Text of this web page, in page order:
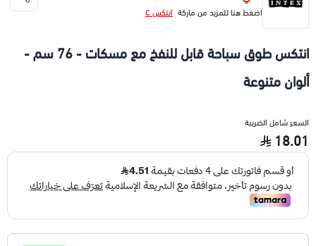
اضغط هنا للمزيد من ماركة انتكس C
انتكس طوق سباحة قابل للنفخ مع مسكات - 76 سم -
ألوان متنوعة
السعر شامل الضريبة
18.01